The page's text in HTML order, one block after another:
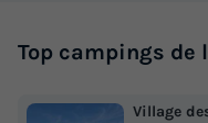
Top campings de
Village